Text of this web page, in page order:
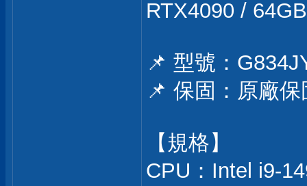
RTX4090 /
📌 型號：
📌 保固：原廠
【規格】
CPU：Intel i9-